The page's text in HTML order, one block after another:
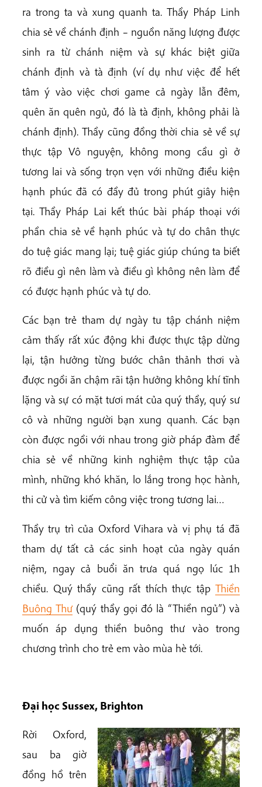
ra trong ta và xung quanh ta. Thầy Pháp Linh
chia sẻ về chánh định – nguồn năng lượng được
sinh ra từ chánh niệm và sự khác biệt giữa
chánh định và tà định (ví dụ như việc để hết
tâm ý vào việc chơi game cả ngày lẫn đêm,
quên ăn quên ngủ, đó là tà định, không phải là
chánh định). Thầy cũng đồng thời chia sẻ về sự
thực tập Vô nguyện, không mong cầu gì ở
tương lai và sống trọn vẹn với những điều kiện
hạnh phúc đã có đầy đủ trong phút giây hiện
tại. Thầy Pháp Lai kết thúc bài pháp thoại với
phần chia sẻ về hạnh phúc và tự do chân thực
do tuệ giác mang lại; tuệ giác giúp chúng ta biết
rõ điều gì nên làm và điều gì không nên làm để
có được hạnh phúc và tự do.
Các bạn trẻ tham dự ngày tu tập chánh niệm
cảm thấy rất xúc động khi được thực tập dừng
lại, tận hưởng từng bước chân thảnh thơi và
được ngồi ăn chậm rãi tận hưởng không khí tĩnh
lặng và sự có mặt tươi mát của quý thầy, quý sư
cô và những người bạn xung quanh. Các bạn
còn được ngồi với nhau trong giờ pháp đàm để
chia sẻ về những kinh nghiệm thực tập của
mình, những khó khăn, lo lắng trong học hành,
thi cử và tìm kiếm công việc trong tương lai…
Thầy trụ trì của Oxford Vihara và vị phụ tá đã
tham dự tất cả các sinh hoạt của ngày quán
niệm, ngay cả buổi ăn trưa quá ngọ lúc 1h
chiều. Quý thầy cũng rất thích thực tập Thiền
Buông Thư (quý thầy gọi đó là “Thiền ngủ”) và
muốn áp dụng thiền buông thư vào trong
chương trình cho trẻ em vào mùa hè tới.
Đại học Sussex, Brighton
Rời Oxford,
sau ba giờ
đồng hồ trên